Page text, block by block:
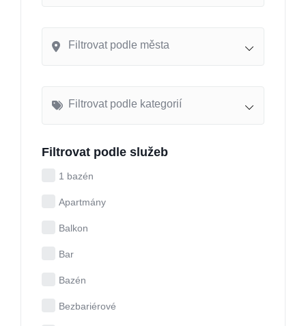
Filtrovat podle města
Filtrovat podle kategorií
Filtrovat podle služeb
1 bazén
Apartmány
Balkon
Bar
Bazén
Bezbariérové